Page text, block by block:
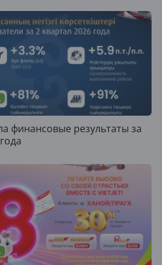
финансовые результаты за